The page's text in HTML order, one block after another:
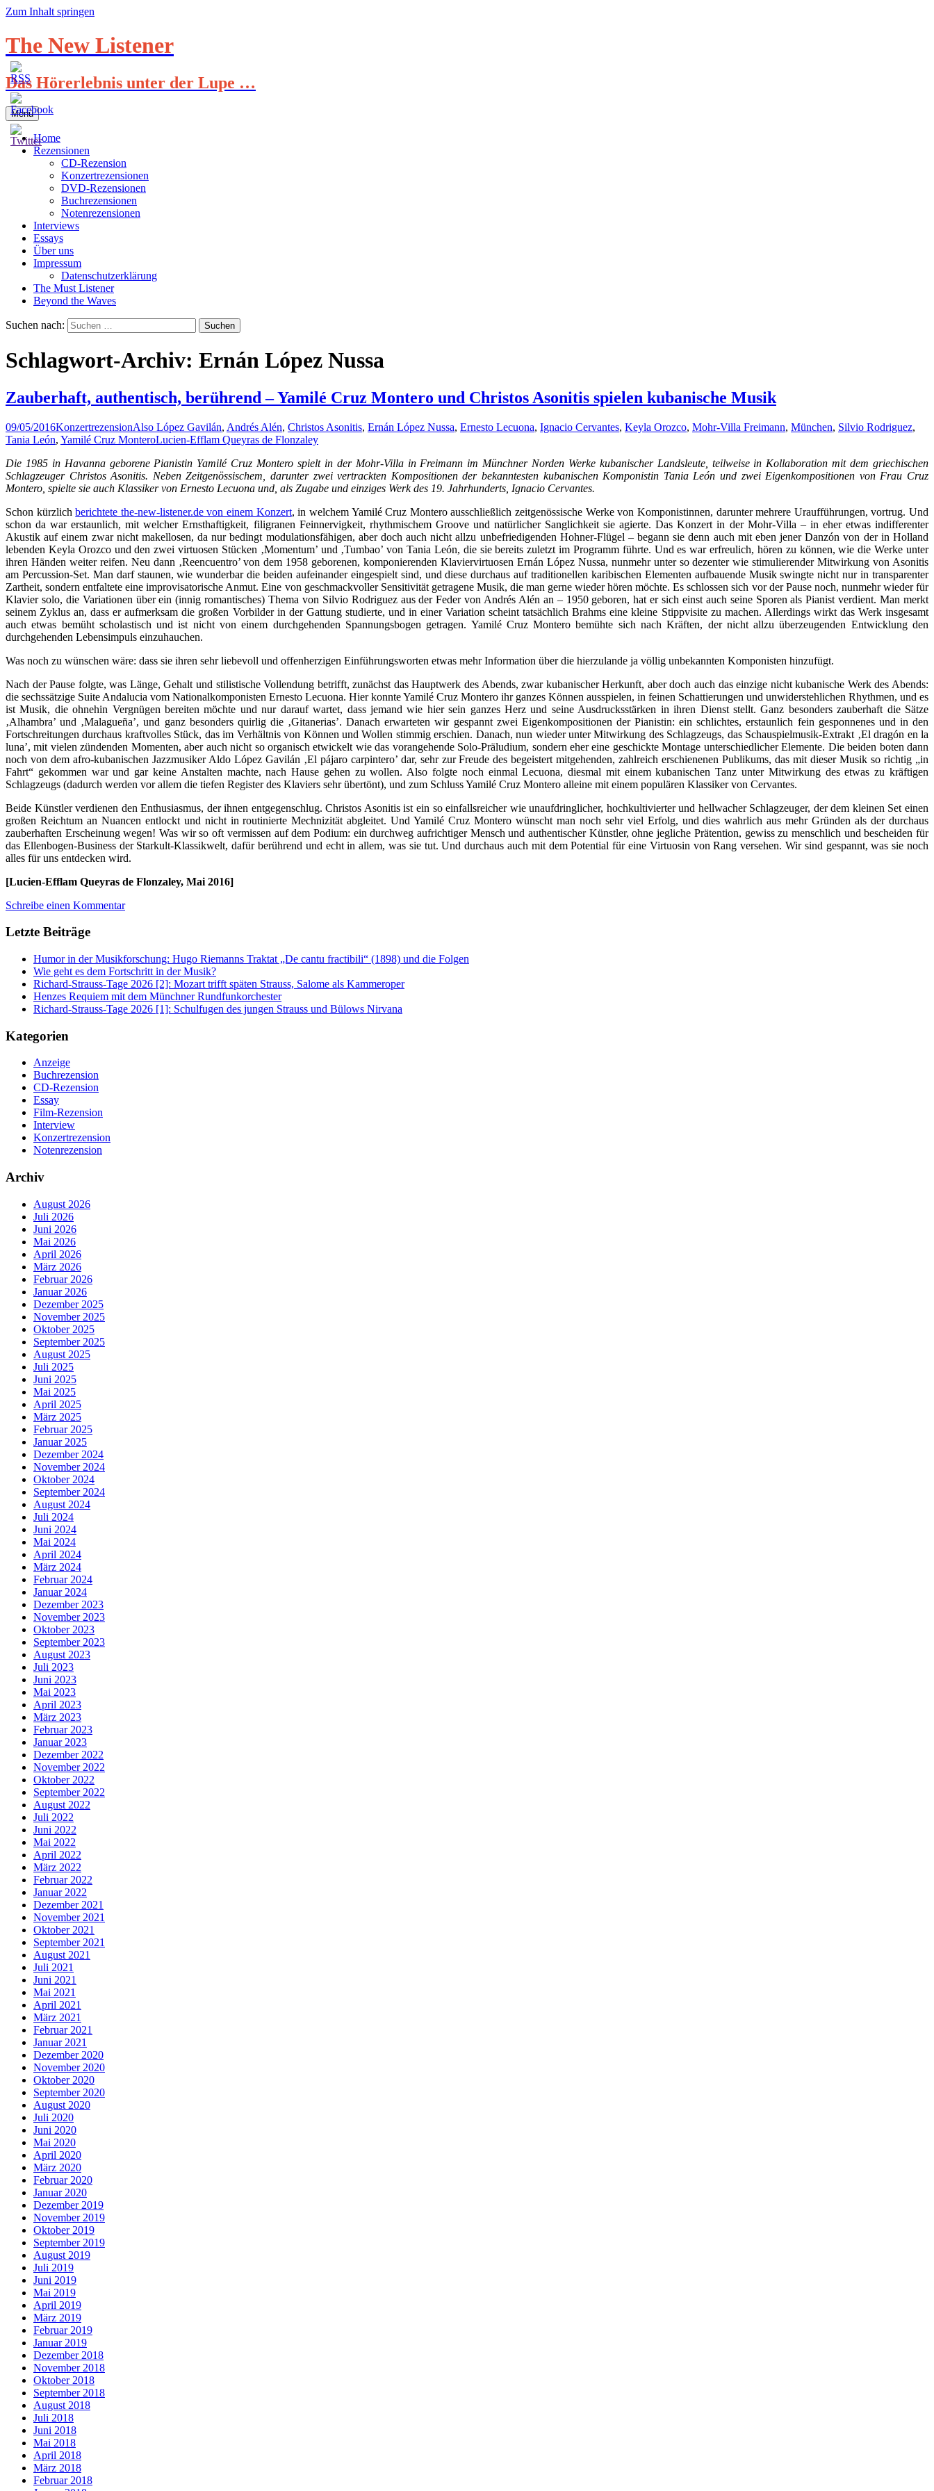
Zum Inhalt springen
The New Listener
Das Hörerlebnis unter der Lupe …
Menü
Home
Rezensionen
CD-Rezension
Konzertrezensionen
DVD-Rezensionen
Buchrezensionen
Notenrezensionen
Interviews
Essays
Über uns
Impressum
Datenschutzerklärung
The Must Listener
Beyond the Waves
Suchen nach:
Schlagwort-Archiv: Ernán López Nussa
Zauberhaft, authentisch, berührend – Yamilé Cruz Montero und Christos Asonitis spielen kubanische Musik
09/05/2016KonzertrezensionAlso López Gavilán, Andrés Alén, Christos Asonitis, Ernán López Nussa, Ernesto Lecuona, Ignacio Cervantes, Keyla Orozco, Mohr-Villa Freimann, München, Silvio Rodriguez,
Tania León, Yamilé Cruz MonteroLucien-Efflam Queyras de Flonzaley
Die 1985 in Havanna geborene Pianistin Yamilé Cruz Montero spielt in der Mohr-Villa in Freimann im Münchner Norden Werke kubanischer Landsleute, teilweise in Kollaboration mit dem griechischen
Schlagzeuger Christos Asonitis. Neben Zeitgenössischem, darunter zwei vertrackten Kompositionen der bekanntesten kubanischen Komponistin Tania León und zwei Eigenkompositionen von Frau Cruz
Montero, spielte sie auch Klassiker von Ernesto Lecuona und, als Zugabe und einziges Werk des 19. Jahrhunderts, Ignacio Cervantes.
Schon kürzlichberichtete the-new-listener.de von einem Konzert, in welchem Yamilé Cruz Montero ausschließlich zeitgenössische Werke von Komponistinnen, darunter mehrere Uraufführungen, vortrug. Und
schon da war erstaunlich, mit welcher Ernsthaftigkeit, filigranen Feinnervigkeit, rhythmischem Groove und natürlicher Sanglichkeit sie agierte. Das Konzert in der Mohr-Villa – in eher etwas indifferenter
Akustik auf einem zwar nicht makellosen, da nur bedingt modulationsfähigen, aber doch auch nicht allzu unbefriedigenden Hohner-Flügel – begann sie denn auch mit eben jener Danzón von der in Holland
lebenden Keyla Orozco und den zwei virtuosen Stücken ‚Momentum’ und ‚Tumbao’ von Tania León, die sie bereits zuletzt im Programm führte. Und es war erfreulich, hören zu können, wie die Werke unter
ihren Händen weiter reifen. Neu dann ‚Reencuentro’ von dem 1958 geborenen, komponierenden Klaviervirtuosen Ernán López Nussa, nunmehr unter so dezenter wie stimulierender Mitwirkung von Asonitis
am Percussion-Set. Man darf staunen, wie wunderbar die beiden aufeinander eingespielt sind, und diese durchaus auf traditionellen karibischen Elementen aufbauende Musik swingte nicht nur in transparenter
Zartheit, sondern entfaltete eine improvisatorische Anmut. Eine von geschmackvoller Sensitivität getragene Musik, die man gerne wieder hören möchte. Es schlossen sich vor der Pause noch, nunmehr wieder für
Klavier solo, die Variationen über ein (innig romantisches) Thema von Silvio Rodriguez aus der Feder von Andrés Alén an – 1950 geboren, hat er sich einst auch seine Sporen als Pianist verdient. Man merkt
seinem Zyklus an, dass er aufmerksam die großen Vorbilder in der Gattung studierte, und in einer Variation scheint tatsächlich Brahms eine kleine Stippvisite zu machen. Allerdings wirkt das Werk insgesamt
auch etwas bemüht scholastisch und ist nicht von einem durchgehenden Spannungsbogen getragen. Yamilé Cruz Montero bemühte sich nach Kräften, der nicht allzu überzeugenden Entwicklung den
durchgehenden Lebensimpuls einzuhauchen.
Was noch zu wünschen wäre: dass sie ihren sehr liebevoll und offenherzigen Einführungsworten etwas mehr Information über die hierzulande ja völlig unbekannten Komponisten hinzufügt.
Nach der Pause folgte, was Länge, Gehalt und stilistische Vollendung betrifft, zunächst das Hauptwerk des Abends, zwar kubanischer Herkunft, aber doch auch das einzige nicht kubanische Werk des Abends:
die sechssätzige Suite Andalucia vom Nationalkomponisten Ernesto Lecuona. Hier konnte Yamilé Cruz Montero ihr ganzes Können ausspielen, in feinen Schattierungen und unwiderstehlichen Rhythmen, und es
ist Musik, die ohnehin Vergnügen bereiten möchte und nur darauf wartet, dass jemand wie hier sein ganzes Herz und seine Ausdrucksstärken in ihren Dienst stellt. Ganz besonders zauberhaft die Sätze
‚Alhambra’ und ‚Malagueña’, und ganz besonders quirlig die ‚Gitanerias’. Danach erwarteten wir gespannt zwei Eigenkompositionen der Pianistin: ein schlichtes, erstaunlich fein gesponnenes und in den
Fortschreitungen durchaus kraftvolles Stück, das im Verhältnis von Können und Wollen stimmig erschien. Danach, nun wieder unter Mitwirkung des Schlagzeugs, das Schauspielmusik-Extrakt ‚El dragón en la
luna’, mit vielen zündenden Momenten, aber auch nicht so organisch etwickelt wie das vorangehende Solo-Präludium, sondern eher eine geschickte Montage unterschiedlicher Elemente. Die beiden boten dann
noch von dem afro-kubanischen Jazzmusiker Aldo López Gavilán ‚El pájaro carpintero’ dar, sehr zur Freude des begeistert mitgehenden, zahlreich erschienenen Publikums, das mit dieser Musik so richtig „in
Fahrt“ gekommen war und gar keine Anstalten machte, nach Hause gehen zu wollen. Also folgte noch einmal Lecuona, diesmal mit einem kubanischen Tanz unter Mitwirkung des etwas zu kräftigen
Schlagzeugs (dadurch werden vor allem die tiefen Register des Klaviers sehr übertönt), und zum Schluss Yamilé Cruz Montero alleine mit einem populären Klassiker von Cervantes.
Beide Künstler verdienen den Enthusiasmus, der ihnen entgegenschlug. Christos Asonitis ist ein so einfallsreicher wie unaufdringlicher, hochkultivierter und hellwacher Schlagzeuger, der dem kleinen Set einen
großen Reichtum an Nuancen entlockt und nicht in routinierte Mechnizität abgleitet. Und Yamilé Cruz Montero wünscht man noch sehr viel Erfolg, und dies wahrlich aus mehr Gründen als der durchaus
zauberhaften Erscheinung wegen! Was wir so oft vermissen auf dem Podium: ein durchweg aufrichtiger Mensch und authentischer Künstler, ohne jegliche Prätention, gewiss zu menschlich und bescheiden für
das Ellenbogen-Business der Starkult-Klassikwelt, dafür berührend und echt in allem, was sie tut. Und durchaus auch mit dem Potential für eine Virtuosin von Rang versehen. Wir sind gespannt, was sie noch
alles für uns entdecken wird.
[Lucien-Efflam Queyras de Flonzaley, Mai 2016]
Schreibe einen Kommentar
Letzte Beiträge
Humor in der Musikforschung: Hugo Riemanns Traktat „De cantu fractibili“ (1898) und die Folgen
Wie geht es dem Fortschritt in der Musik?
Richard-Strauss-Tage 2026 [2]: Mozart trifft späten Strauss, Salome als Kammeroper
Henzes Requiem mit dem Münchner Rundfunkorchester
Richard-Strauss-Tage 2026 [1]: Schulfugen des jungen Strauss und Bülows Nirvana
Kategorien
Anzeige
Buchrezension
CD-Rezension
Essay
Film-Rezension
Interview
Konzertrezension
Notenrezension
Archiv
August 2026
Juli 2026
Juni 2026
Mai 2026
April 2026
März 2026
Februar 2026
Januar 2026
Dezember 2025
November 2025
Oktober 2025
September 2025
August 2025
Juli 2025
Juni 2025
Mai 2025
April 2025
März 2025
Februar 2025
Januar 2025
Dezember 2024
November 2024
Oktober 2024
September 2024
August 2024
Juli 2024
Juni 2024
Mai 2024
April 2024
März 2024
Februar 2024
Januar 2024
Dezember 2023
November 2023
Oktober 2023
September 2023
August 2023
Juli 2023
Juni 2023
Mai 2023
April 2023
März 2023
Februar 2023
Januar 2023
Dezember 2022
November 2022
Oktober 2022
September 2022
August 2022
Juli 2022
Juni 2022
Mai 2022
April 2022
März 2022
Februar 2022
Januar 2022
Dezember 2021
November 2021
Oktober 2021
September 2021
August 2021
Juli 2021
Juni 2021
Mai 2021
April 2021
März 2021
Februar 2021
Januar 2021
Dezember 2020
November 2020
Oktober 2020
September 2020
August 2020
Juli 2020
Juni 2020
Mai 2020
April 2020
März 2020
Februar 2020
Januar 2020
Dezember 2019
November 2019
Oktober 2019
September 2019
August 2019
Juli 2019
Juni 2019
Mai 2019
April 2019
März 2019
Februar 2019
Januar 2019
Dezember 2018
November 2018
Oktober 2018
September 2018
August 2018
Juli 2018
Juni 2018
Mai 2018
April 2018
März 2018
Februar 2018